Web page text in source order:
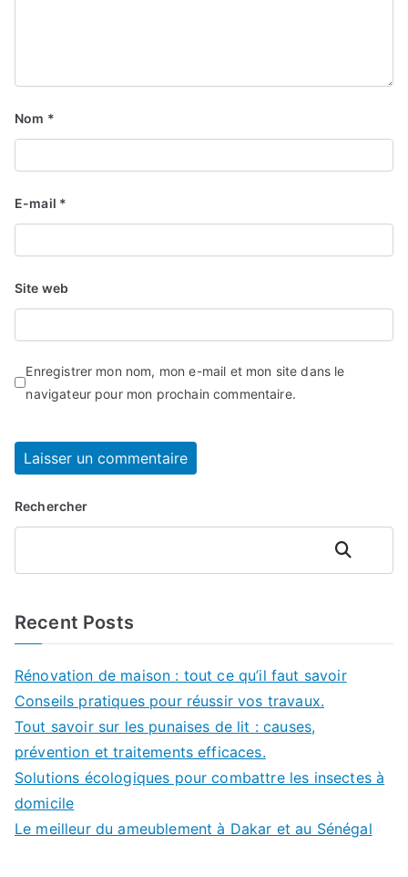
Nom *
E-mail *
Site web
Enregistrer mon nom, mon e-mail et mon site dans le
navigateur pour mon prochain commentaire.
Rechercher
Rechercher
Recent Posts
Rénovation de maison : tout ce qu’il faut savoir
Conseils pratiques pour réussir vos travaux.
Tout savoir sur les punaises de lit : causes,
prévention et traitements efficaces.
Solutions écologiques pour combattre les insectes à
domicile
Le meilleur du ameublement à Dakar et au Sénégal